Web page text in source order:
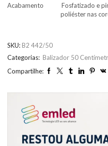
Acabamento
Fosfatizado e
poliéster nas
SKU: B2 442/50
Categorias: Balizador 50
Compartilhe: